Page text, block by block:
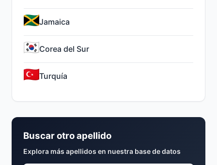
Jamaica
Corea del Sur
Turquía
Buscar otro apellido
Explora más apellidos en nuestra base de datos